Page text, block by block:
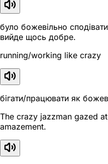
було божевільно
вийде щось добре.
running/working like crazy
бігати/працювати як
The crazy jazzman gazed
amazement.